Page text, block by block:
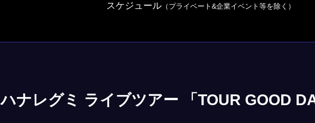
スケジュール（プライベート&企業イベント等を除く）
ハナレグミ ライブツアー 「TOUR GOOD